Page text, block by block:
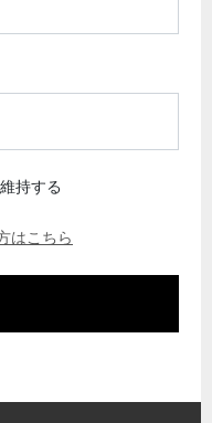
持する
はこちら